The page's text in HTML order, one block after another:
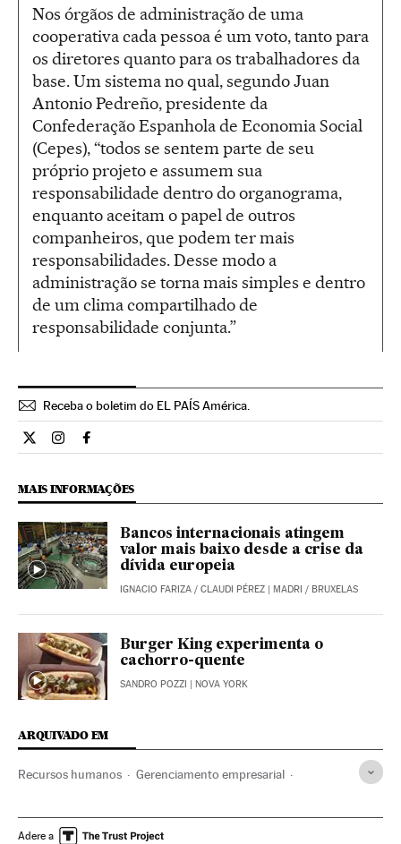
Nos órgãos de administração de uma
cooperativa cada pessoa é um voto, tanto para
os diretores quanto para os trabalhadores da
base. Um sistema no qual, segundo Juan
Antonio Pedreño, presidente da
Confederação Espanhola de Economia Social
(Cepes), “todos se sentem parte de seu
próprio projeto e assumem sua
responsabilidade dentro do organograma,
enquanto aceitam o papel de outros
companheiros, que podem ter mais
responsabilidades. Desse modo a
administração se torna mais simples e dentro
de um clima compartilhado de
responsabilidade conjunta.”
Receba o boletim do EL PAÍS América.
Economia El País Brasil en Twitter
Economia El País Brasil en Instagram
Economia El País Brasil en Facebook
MAIS INFORMAÇÕES
Bancos internacionais atingem
valor mais baixo desde a crise da
dívida europeia
IGNACIO FARIZA / CLAUDI PÉREZ | MADRI / BRUXELAS
Burger King experimenta o
cachorro-quente
SANDRO POZZI | NOVA YORK
ARQUIVADO EM
Recursos humanos Gerenciamento empresarial
Adere a